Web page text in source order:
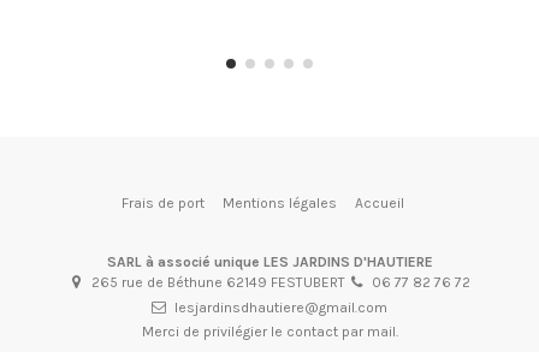
Frais de port Mentions légales Accueil
SARL à associé unique LES JARDINS D'HAUTIERE
265 rue de Béthune 62149 FESTUBERT
06 77 82 76 72
lesjardinsdhautiere@gmail.com
Merci de privilégier le contact par mail.